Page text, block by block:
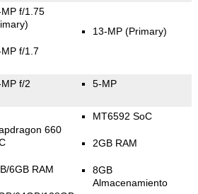
f/1.75
f/1.7
13-MP (Primary)
f/2 5-MP
660
6GB RAM
MT6592 SoC
2GB RAM
8GB
Almacenamiento